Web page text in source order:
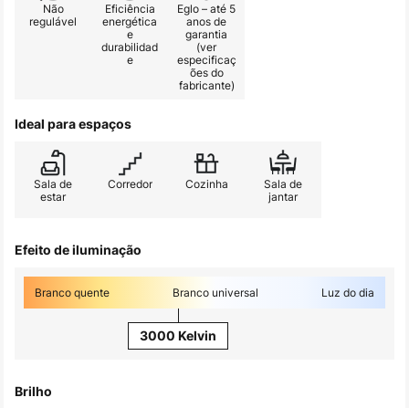
Não
regulável
Eficiência
energética
e
durabilidad
e
Eglo – até 5
anos de
garantia
(ver
especificaç
ões do
fabricante)
Ideal para espaços
Sala de
estar
Corredor Cozinha
Sala de
jantar
Efeito de iluminação
Branco quente Branco universal Luz do dia
3000 Kelvin
Brilho